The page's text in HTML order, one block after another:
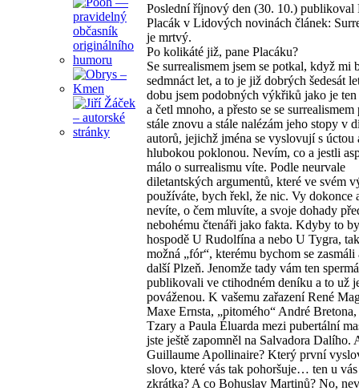
Poslední říjnový den (30. 10.) publikoval
Placák v Lidových novinách článek:
je mrtvý.
Po kolikáté již, pane Placáku?
Se surrealismem jsem se potkal, když mi
sedmnáct let, a to je již dobrých šedesát
dobu jsem podobných výkřiků jako je ten
a četl mnoho, a přesto se se
stále znovu a stále nalézám jeho stopy v
autorů, jejichž jména se vyslovují s úctou
hlubokou poklonou. Nevím, co a jestli
málo o surrealismu víte. Podle neurvale
diletantských argumentů, které ve svém
používáte, bych řekl, že nic. Vy dokonce
nevíte, o čem mluvíte, a svoje dohady
nebohému čtenáři jako fakta. Kdyby to
hospodě U Rudolfína a nebo U Tygra,
možná „fór“, kterému bychom se zasmáli
další Plzeň. Jenomže tady vám ten
publikovali ve ctihodném deníku a to už
pováženou. K vašemu zařazení René
Maxe Ernsta, „pitomého“ André Bretona,
Tzary a Paula Éluarda mezi pubertální
jste ještě zapomněl na Salvadora Dalího.
Guillaume Apollinaire? Který první
slovo, které vás tak pohoršuje… ten u
zkrátka? A co Bohuslav Martinů? No,